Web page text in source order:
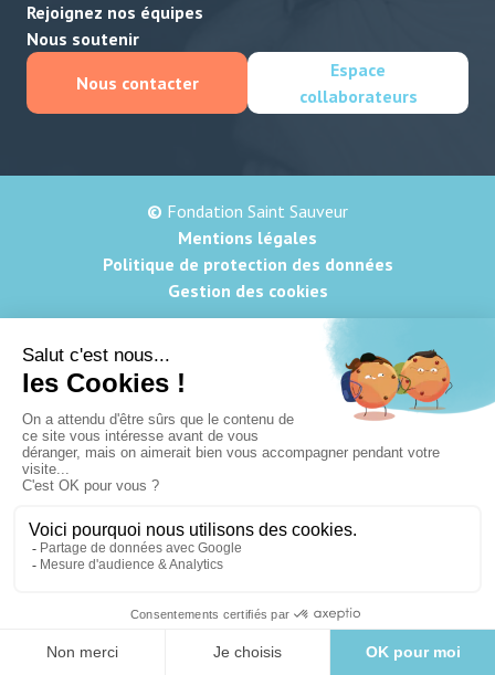
Rejoignez nos équipes
Nous soutenir
Nous contacter
Espace
collaborateurs
© Fondation Saint Sauveur
Mentions légales
Politique de protection des données
Gestion des cookies
Nos offres
d'emploi
Nous
soutenir